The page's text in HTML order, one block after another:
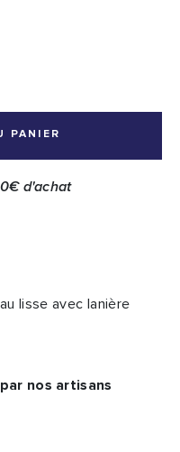
PANIER
d'achat
lisse avec lanière
nos artisans